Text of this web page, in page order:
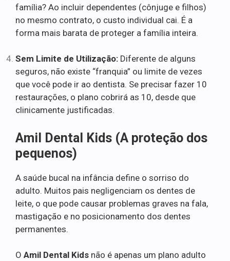
família? Ao incluir dependentes (cônjuge e filhos)
no mesmo contrato, o custo individual cai. É a
forma mais barata de proteger a família inteira.
Sem Limite de Utilização: Diferente de alguns
seguros, não existe “franquia” ou limite de vezes
que você pode ir ao dentista. Se precisar fazer 10
restaurações, o plano cobrirá as 10, desde que
clinicamente justificadas.
Amil Dental Kids (A proteção dos
pequenos)
A saúde bucal na infância define o sorriso do
adulto. Muitos pais negligenciam os dentes de
leite, o que pode causar problemas graves na fala,
mastigação e no posicionamento dos dentes
permanentes.
O Amil Dental Kids não é apenas um plano adulto